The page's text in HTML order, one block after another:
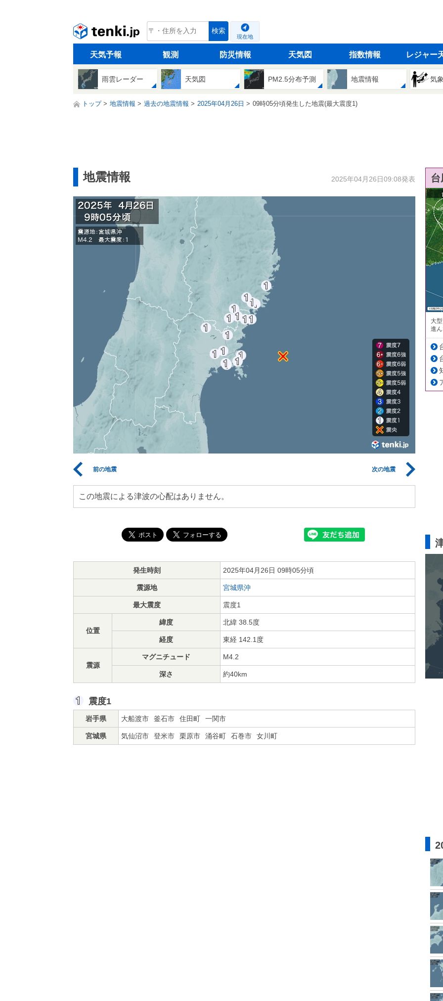
tenki.jp 検索
現在地
天気予報 観測 防災情報 天気図 指数情報 レジャー
雨雲レーダー 天気図 PM2.5分布予測 地震情報 気
トップ 地震情報 過去の地震情報 2025年04月26日 09時05分頃発生した地震(最大震度1)
地震情報 2025年04月26日09:08発表
前の地震 次の地震
この地震による津波の心配はありません。
発生時刻 2025年04月26日 09時05分頃
震源地 宮城県沖
最大震度 震度1
位置
緯度 北緯 38.5度
経度 東経 142.1度
震源
マグニチュード M4.2
深さ 約40km
震度1
岩手県 大船渡市 釜石市 住田町 一関市
宮城県 気仙沼市 登米市 栗原市 涌谷町 石巻市 女川町
大
進